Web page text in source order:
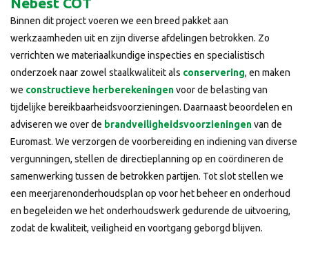
Binnen dit project voeren we een breed pakket aan
werkzaamheden uit en zijn diverse afdelingen betrokken. Zo
verrichten we materiaalkundige inspecties en specialistisch
onderzoek naar zowel staalkwaliteit als conservering, en maken
we constructieve herberekeningenvoor de belasting van
tijdelijke bereikbaarheidsvoorzieningen. Daarnaast beoordelen en
adviseren we over de brandveiligheidsvoorzieningenvan de
Euromast. We verzorgen de voorbereiding en indiening van diverse
vergunningen, stellen de directieplanning op en coördineren de
samenwerking tussen de betrokken partijen. Tot slot stellen we
een meerjarenonderhoudsplan op voor het beheer en onderhoud
en begeleiden we het onderhoudswerk gedurende de uitvoering,
zodat de kwaliteit, veiligheid en voortgang geborgd blijven.